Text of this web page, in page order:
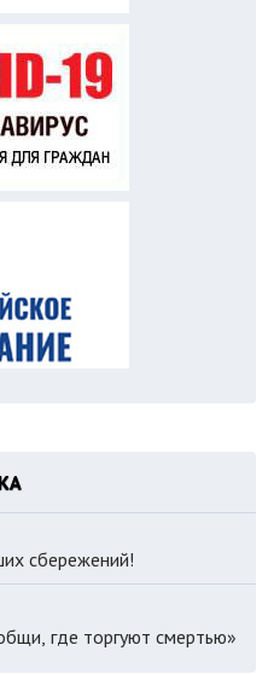
сбережений!
где торгуют смертью»